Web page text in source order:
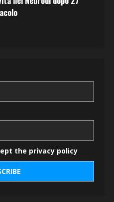
the privacy policy